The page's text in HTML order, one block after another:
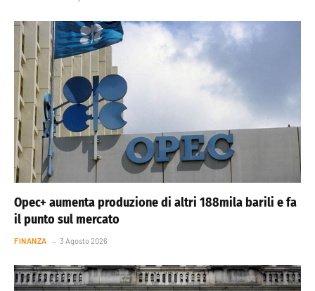
Opec+ aumenta produzione di altri 188mila barili e fa
il punto sul mercato
FINANZA 3 Agosto 2026